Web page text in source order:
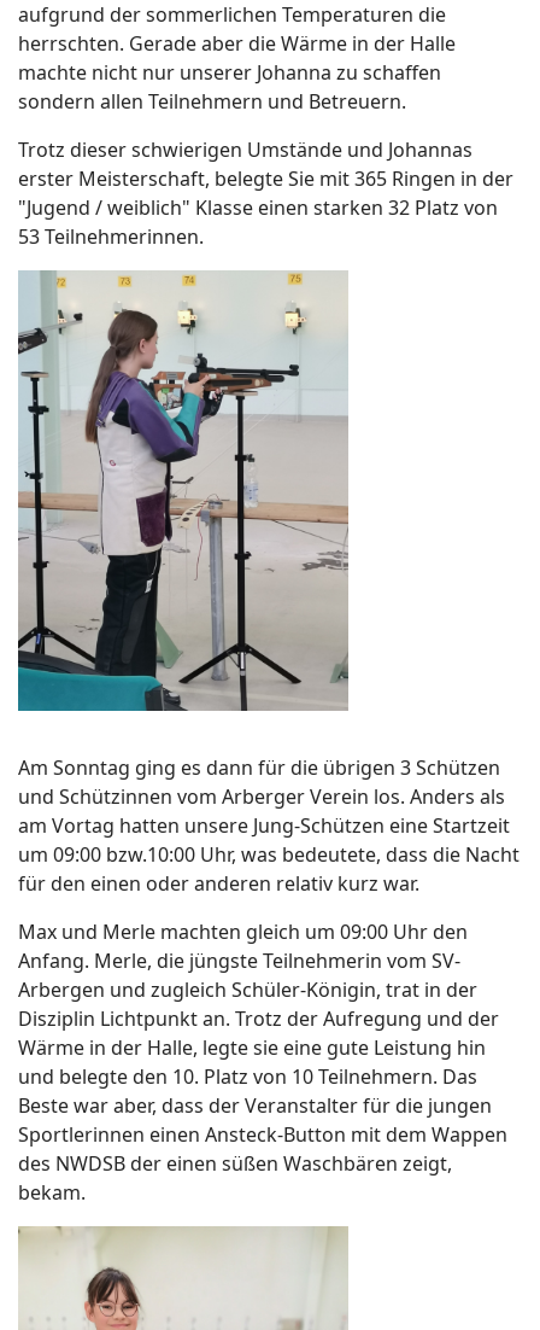
aufgrund der sommerlichen Temperaturen die
herrschten. Gerade aber die Wärme in der Halle
machte nicht nur unserer Johanna zu schaffen
sondern allen Teilnehmern und Betreuern.
Trotz dieser schwierigen Umstände und Johannas
erster Meisterschaft, belegte Sie mit 365 Ringen in der
"Jugend / weiblich" Klasse einen starken 32 Platz von
53 Teilnehmerinnen.
Am Sonntag ging es dann für die übrigen 3 Schützen
und Schützinnen vom Arberger Verein los. Anders als
am Vortag hatten unsere Jung-Schützen eine Startzeit
um 09:00 bzw.10:00 Uhr, was bedeutete, dass die Nacht
für den einen oder anderen relativ kurz war.
Max und Merle machten gleich um 09:00 Uhr den
Anfang. Merle, die jüngste Teilnehmerin vom SV-
Arbergen und zugleich Schüler-Königin, trat in der
Disziplin Lichtpunkt an. Trotz der Aufregung und der
Wärme in der Halle, legte sie eine gute Leistung hin
und belegte den 10. Platz von 10 Teilnehmern. Das
Beste war aber, dass der Veranstalter für die jungen
Sportlerinnen einen Ansteck-Button mit dem Wappen
des NWDSB der einen süßen Waschbären zeigt,
bekam.